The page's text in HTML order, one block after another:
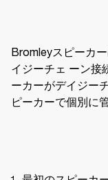
Bromleyスピーカ
イジーチェ ーン接
ーカーがデイジー
ピーカーで個別に